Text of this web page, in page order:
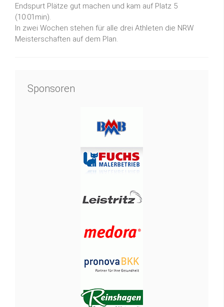
Endspurt Plätze gut machen und kam auf Platz 5
(10:01min).
In zwei Wochen stehen für alle drei Athleten die NRW
Meisterschaften auf dem Plan.
Sponsoren